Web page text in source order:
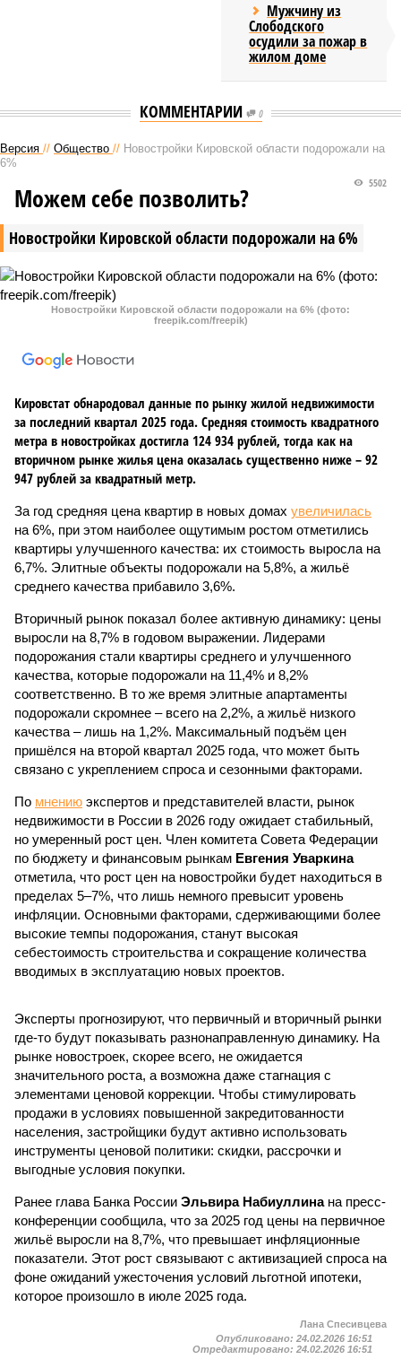
Мужчину из
Слободского
осудили за пожар в
жилом доме
КОММЕНТАРИИ 0
Версия // Общество // Новостройки Кировской области подорожали на
6%
Новостройки Кировской области подорожали на 6%
5502
Можем себе позволить?
Новостройки Кировской области подорожали на 6% (фото:
freepik.com/freepik)
Кировстат обнародовал данные по рынку жилой недвижимости
за последний квартал 2025 года. Средняя стоимость квадратного
метра в новостройках достигла 124 934 рублей, тогда как на
вторичном рынке жилья цена оказалась существенно ниже – 92
947 рублей за квадратный метр.
За год средняя цена квартир в новых домах увеличилась
на 6%, при этом наиболее ощутимым ростом отметились
квартиры улучшенного качества: их стоимость выросла на
6,7%. Элитные объекты подорожали на 5,8%, а жильё
среднего качества прибавило 3,6%.
Вторичный рынок показал более активную динамику: цены
выросли на 8,7% в годовом выражении. Лидерами
подорожания стали квартиры среднего и улучшенного
качества, которые подорожали на 11,4% и 8,2%
соответственно. В то же время элитные апартаменты
подорожали скромнее – всего на 2,2%, а жильё низкого
качества – лишь на 1,2%. Максимальный подъём цен
пришёлся на второй квартал 2025 года, что может быть
связано с укреплением спроса и сезонными факторами.
По мнению экспертов и представителей власти, рынок
недвижимости в России в 2026 году ожидает стабильный,
но умеренный рост цен. Член комитета Совета Федерации
по бюджету и финансовым рынкам Евгения Уваркина
отметила, что рост цен на новостройки будет находиться в
пределах 5–7%, что лишь немного превысит уровень
инфляции. Основными факторами, сдерживающими более
высокие темпы подорожания, станут высокая
себестоимость строительства и сокращение количества
вводимых в эксплуатацию новых проектов.
Эксперты прогнозируют, что первичный и вторичный рынки
где-то будут показывать разнонаправленную динамику. На
рынке новостроек, скорее всего, не ожидается
значительного роста, а возможна даже стагнация с
элементами ценовой коррекции. Чтобы стимулировать
продажи в условиях повышенной закредитованности
населения, застройщики будут активно использовать
инструменты ценовой политики: скидки, рассрочки и
выгодные условия покупки.
Ранее глава Банка России Эльвира Набиуллинана пресс-
конференции сообщила, что за 2025 год цены на первичное
жильё выросли на 8,7%, что превышает инфляционные
показатели. Этот рост связывают с активизацией спроса на
фоне ожиданий ужесточения условий льготной ипотеки,
которое произошло в июле 2025 года.
Лана Спесивцева
Опубликовано: 24.02.2026 16:51
Отредактировано: 24.02.2026 16:51